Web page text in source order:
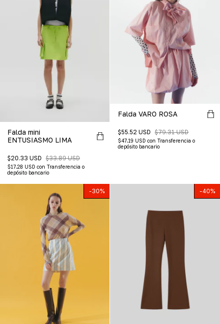
Falda mini
ENTUSIASMO LIMA
$20.33 USD $33.89 USD
$17.28 USD con Transferencia o
depósito bancario
Falda VARO ROSA
$55.52 USD $79.31 USD
$47.19 USD con Transferencia o
depósito bancario
-30% -40%